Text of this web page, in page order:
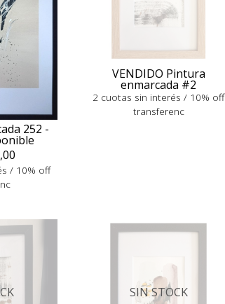
252 -
/ 10% off
VENDIDO Pintura
enmarcada #2
2 cuotas sin interés / 10% off
transferenc
SIN STOCK